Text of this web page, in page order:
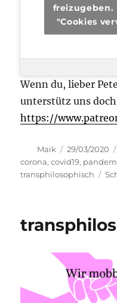
freizugeben.
"Cookies
Wenn du, lieber
unterstütz uns
https://
Autor
Maik
Veröffentlicht
am
29/03/2020
corona,covid19,
transphilosophisch